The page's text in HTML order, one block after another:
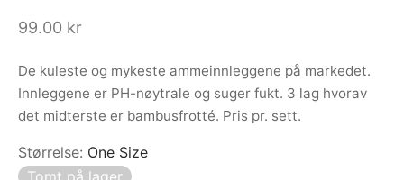
99.00 kr
De kuleste og mykeste ammeinnleggene på markedet.
Innleggene er PH-nøytrale og suger fukt. 3 lag hvorav
det midterste er bambusfrotté. Pris pr. sett.
Størrelse: One Size